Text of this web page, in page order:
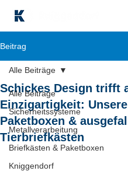
Beitrag
Alle Beiträge
Sicherheitssysteme
Metallverarbeitung
Briefkästen & Paketboxen
Kniggendorf
Alle Beiträge
Schickes Design trifft
Einzigartigkeit:
Paketboxen &
Tierbriefkästen